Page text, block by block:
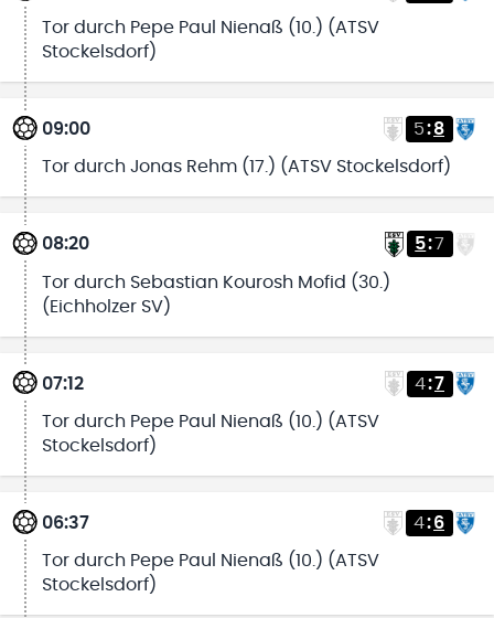
Tor durch Pepe Paul Nienaß (10.) (ATSV
Stockelsdorf)
09:00 5:8
Tor durch Jonas Rehm (17.) (ATSV Stockelsdorf)
08:20 5:7
Tor durch Sebastian Kourosh Mofid (30.)
(Eichholzer SV)
07:12 4:7
Tor durch Pepe Paul Nienaß (10.) (ATSV
Stockelsdorf)
06:37 4:6
Tor durch Pepe Paul Nienaß (10.) (ATSV
Stockelsdorf)